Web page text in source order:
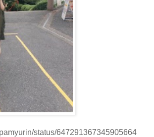
status/647291367345905664